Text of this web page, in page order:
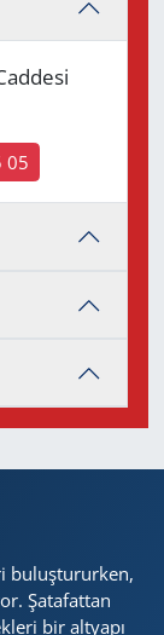
05
buluştururken,
Şatafattan
bir altyapı